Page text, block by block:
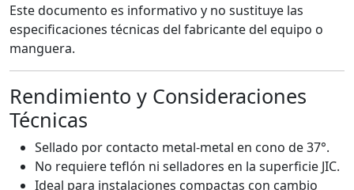
Este documento es informativo y no sustituye las
especificaciones técnicas del fabricante del equipo o
manguera.
Rendimiento y Consideraciones
Técnicas
Sellado por contacto metal-metal en cono de 37°.
No requiere teflón ni selladores en la superficie JIC.
Ideal para instalaciones compactas con cambio